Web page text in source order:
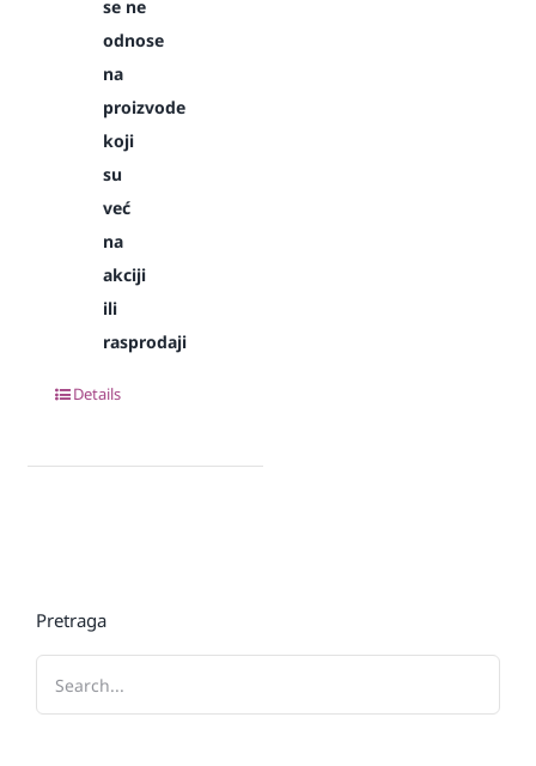
se ne
odnose
na
proizvode
koji
su
već
na
akciji
ili
rasprodaji
Details
Pretraga